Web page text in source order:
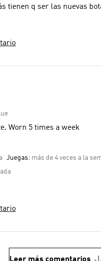
tienen q ser las nuevas
Great boots re purchase in a bigger size. Worn 5 times a week
Juegas: más de 4 veces a la
Leer más comentarios